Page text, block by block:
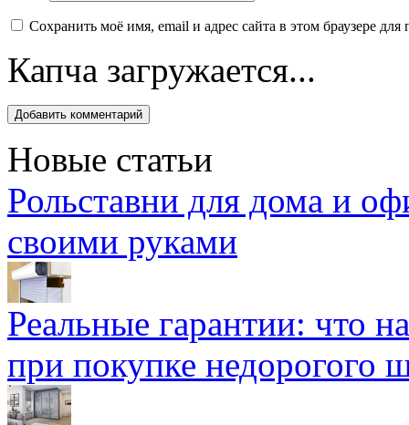
Сохранить моё имя, email и адрес сайта в этом браузере
Капча загружается...
Новые статьи
Рольставни для дома и
своими руками
Реальные гарантии: что
при покупке недорогого